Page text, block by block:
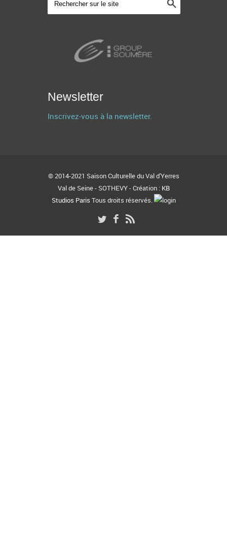
Newsletter
Inscrivez-vous à la newsletter.
© 2014-2021 Saison Culturelle du Val d'Yerres
Val de Seine - SOTHEVY - Création : KB
Studios Paris Tous droits réservés.